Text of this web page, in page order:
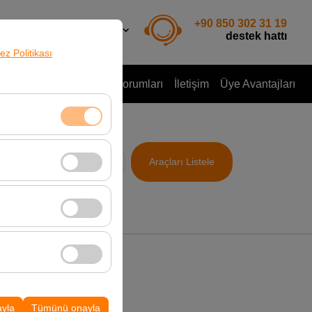
Politikası
Devre dışı
davranışları)
iyileştirmek için
Tümünü onayla
+90 850 302 31 19
destek hattı
Müşteri Yorumları İletişim Üye Avantajları
09:00 Araçları Listele